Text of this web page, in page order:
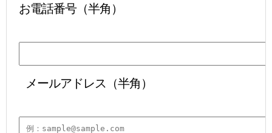
お電話番号（半角）
メールアドレス（半角）